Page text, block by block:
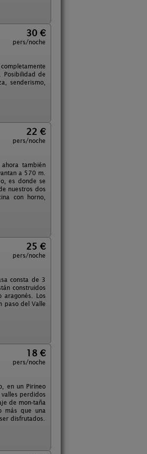
30 €
pers/noche
Posibilidad de
senderismo,
22 €
pers/noche
también
a 570 m.
es donde se
nuestros dos
con horno,
25 €
pers/noche
consta de 3
construidos
Los
paso del Valle
18 €
pers/noche
en un Pirineo
perdidos
de mon-taña
más que una
disfrutados.